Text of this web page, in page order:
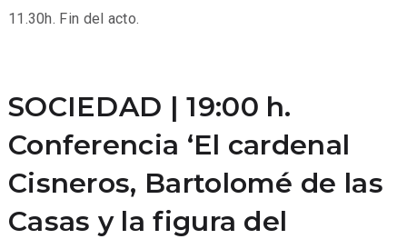
11.30h. Fin del acto.
SOCIEDAD | 19:00 h.
Conferencia ‘El cardenal
Cisneros, Bartolomé de las
Casas y la figura del